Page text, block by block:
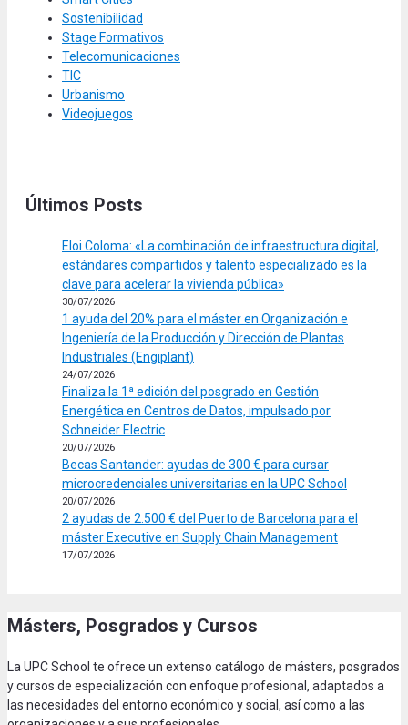
Sostenibilidad
Stage Formativos
Telecomunicaciones
TIC
Urbanismo
Videojuegos
Últimos Posts
Eloi Coloma: «La combinación de infraestructura digital,
estándares compartidos y talento especializado es la
clave para acelerar la vivienda pública»
30/07/2026
1 ayuda del 20% para el máster en Organización e
Ingeniería de la Producción y Dirección de Plantas
Industriales (Engiplant)
24/07/2026
Finaliza la 1ª edición del posgrado en Gestión
Energética en Centros de Datos, impulsado por
Schneider Electric
20/07/2026
Becas Santander: ayudas de 300 € para cursar
microcredenciales universitarias en la UPC School
20/07/2026
2 ayudas de 2.500 € del Puerto de Barcelona para el
máster Executive en Supply Chain Management
17/07/2026
Másters, Posgrados y Cursos
La UPC School te ofrece un extenso catálogo de másters, posgrados
y cursos de especialización con enfoque profesional, adaptados a
las necesidades del entorno económico y social, así como a las